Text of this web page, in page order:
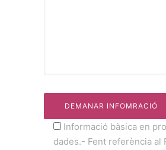
Informació bàsica en
dades.- Fent referència al